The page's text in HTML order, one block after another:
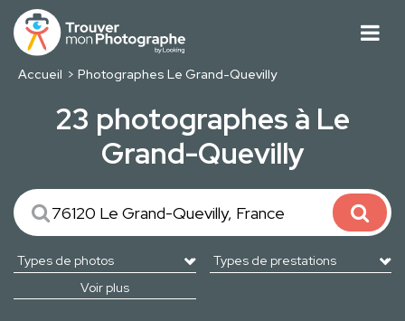
Accueil Photographes Le Grand-Quevilly
23 photographes à Le
Grand-Quevilly
Voir plus